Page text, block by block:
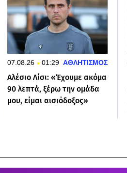
07.08.26 01:29 ΑΘΛΗΤΙΣΜΟΣ
Αλέσιο Λίσι: «Έχουμε ακόμα
90 λεπτά, ξέρω την ομάδα
μου, είμαι αισιόδοξος»